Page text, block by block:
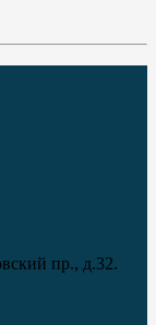
пр., д.32.